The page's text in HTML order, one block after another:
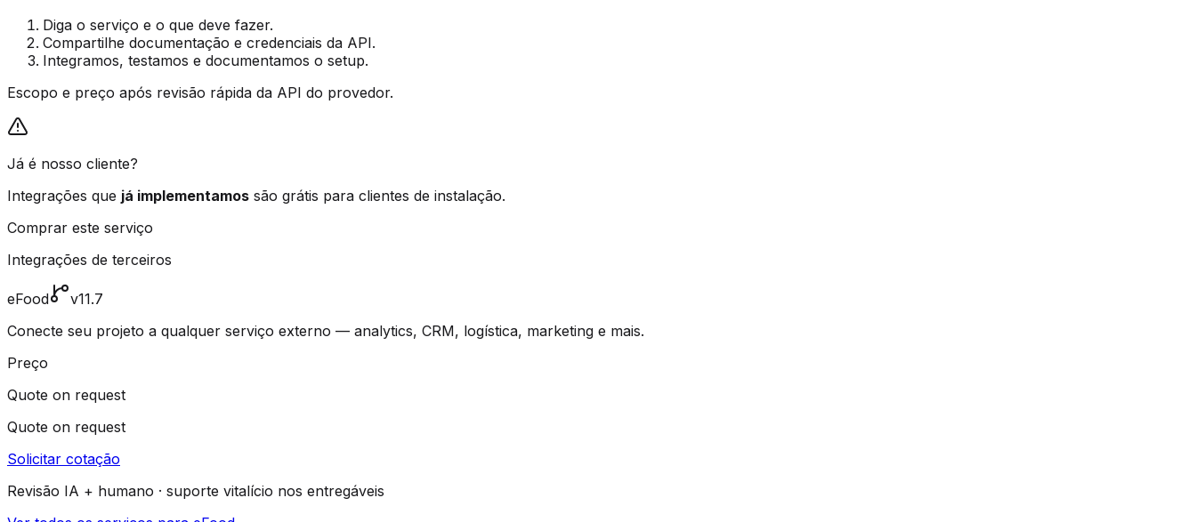
Diga o serviço e o que deve fazer.
Compartilhe documentação e credenciais da API.
Integramos, testamos e documentamos o setup.
Escopo e preço após revisão rápida da API do provedor.
Já é nosso cliente?
Integrações que já implementamos são grátis para clientes de instalação.
Comprar este serviço
Integrações de terceiros
eFood
v11.7
Conecte seu projeto a qualquer serviço externo — analytics, CRM, logística, marketing e mais.
Preço
Quote on request
Quote on request
Solicitar cotação
Revisão IA + humano · suporte vitalício nos entregáveis